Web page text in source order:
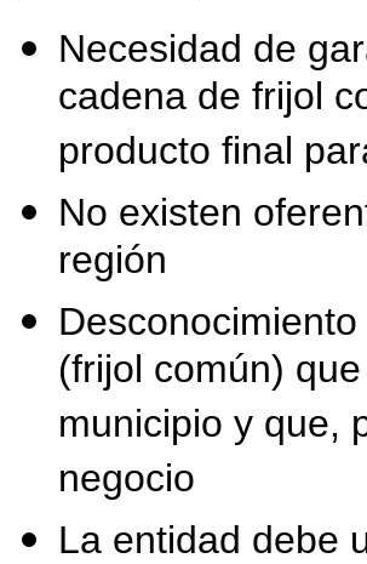
Necesidad de
cadena de frijol
producto final
No existen
región
(frijol común)
municipio y que,
negocio
La entidad debe